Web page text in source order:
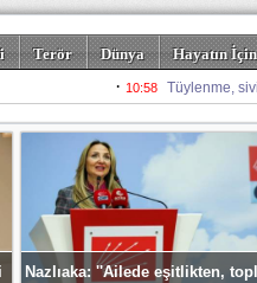
Terör Dünya Hayatın
Spor Misafir Kalem
Nazlıaka: ''Ailede eşitlikten,